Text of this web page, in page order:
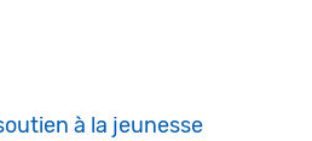
à la jeunesse